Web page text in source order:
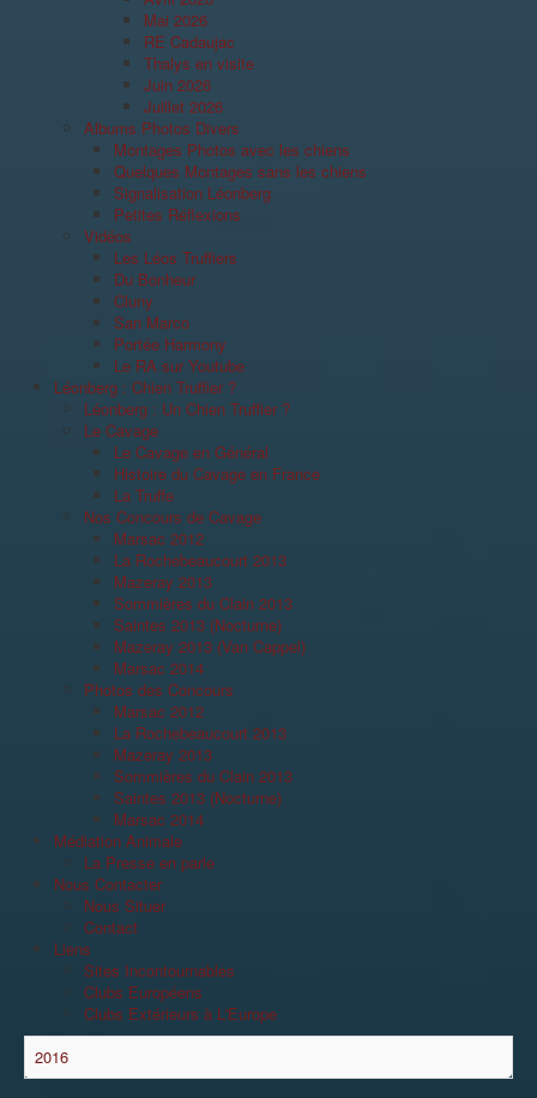
Mai 2026
RE Cadaujac
Thalys en visite
Juin 2026
Juillet 2026
Albums Photos Divers
Montages Photos avec les chiens
Quelques Montages sans les chiens
Signalisation Léonberg
Petites Réflexions
Vidéos
Les Léos Truffiers
Du Bonheur
Cluny
San Marco
Portée Harmony
Le RA sur Youtube
Léonberg : Chien Truffier ?
Léonberg : Un Chien Truffier ?
Le Cavage
Le Cavage en Général
Histoire du Cavage en France
La Truffe
Nos Concours de Cavage
Marsac 2012
La Rochebeaucourt 2013
Mazeray 2013
Sommières du Clain 2013
Saintes 2013 (Nocturne)
Mazeray 2013 (Van Cappel)
Marsac 2014
Photos des Concours
Marsac 2012
La Rochebeaucourt 2013
Mazeray 2013
Sommières du Clain 2013
Saintes 2013 (Nocturne)
Marsac 2014
Médiation Animale
La Presse en parle
Nous Contacter
Nous Situer
Contact
Liens
Sites Incontournables
Clubs Européens
Clubs Extérieurs à L'Europe
2016